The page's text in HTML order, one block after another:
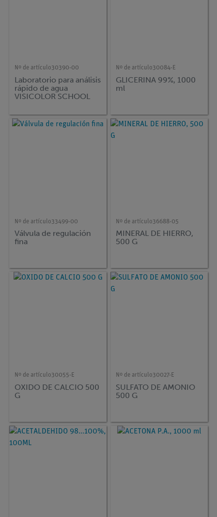
Nº de artículo30390-00
Laboratorio para análisis
rápido de agua
VISICOLOR SCHOOL
Nº de artículo30084-E
GLICERINA 99%, 1000
ml
Nº de artículo33499-00
Válvula de regulación
fina
Nº de artículo36688-05
MINERAL DE HIERRO,
500 G
Nº de artículo30055-E
OXIDO DE CALCIO 500
G
Nº de artículo30027-E
SULFATO DE AMONIO
500 G